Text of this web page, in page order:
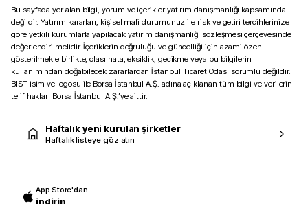
Bu sayfada yer alan bilgi, yorum ve içerikler yatırım danışmanlığı kapsamında
değildir. Yatırım kararları, kişisel mali durumunuz ile risk ve getiri tercihlerinize
göre yetkili kurumlarla yapılacak yatırım danışmanlığı sözleşmesi çerçevesinde
değerlendirilmelidir. İçeriklerin doğruluğu ve güncelliği için azami özen
gösterilmekle birlikte, olası hata, eksiklik, gecikme veya bu bilgilerin
kullanımından doğabilecek zararlardan İstanbul Ticaret Odası sorumlu değildir.
BIST isim ve logosu ile Borsa İstanbul A.Ş. adına açıklanan tüm bilgi ve verilerin
telif hakları Borsa İstanbul A.Ş.’ye aittir.
Haftalık yeni kurulan şirketler
Haftalık listeye göz atın
App Store'dan
indirin